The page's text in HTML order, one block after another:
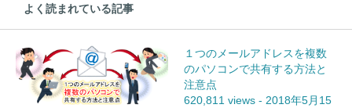
よく読まれている記事
１つのメールアドレスを複数
のパソコンで共有する方法と
注意点
620,811 views - 2018年5月15